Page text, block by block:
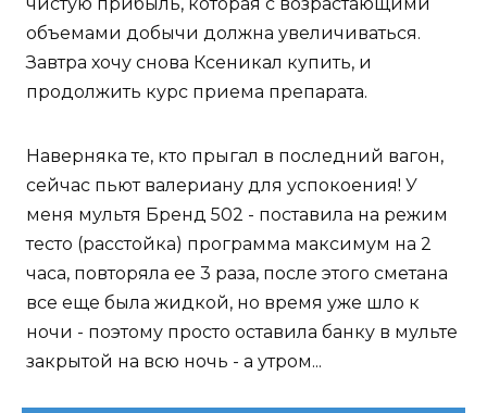
чистую прибыль, которая с возрастающими
объемами добычи должна увеличиваться.
Завтра хочу снова Ксеникал купить, и
продолжить курс приема препарата.
Наверняка те, кто прыгал в последний вагон,
сейчас пьют валериану для успокоения! У
меня мультя Бренд 502 - поставила на режим
тесто (расстойка) программа максимум на 2
часа, повторяла ее 3 раза, после этого сметана
все еще была жидкой, но время уже шло к
ночи - поэтому просто оставила банку в мульте
закрытой на всю ночь - а утром...